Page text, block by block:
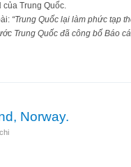
Trung Quốc.
“Trung Quốc lại làm phức tạp
Trung Quốc đã công bố Báo
Norway.